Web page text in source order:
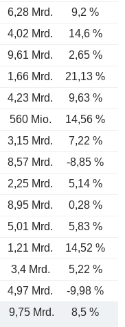
6,28 Mrd. 9,2 %
4,02 Mrd. 14,6 %
9,61 Mrd. 2,65 %
1,66 Mrd.
21,13 %
4,23 Mrd. 9,63 %
560 Mio. 14,56 %
3,15 Mrd. 7,22 %
8,57 Mrd. -8,85 %
2,25 Mrd.
5,14 %
8,95 Mrd. 0,28 %
5,01 Mrd. 5,83 %
1,21 Mrd. 14,52 %
3,4 Mrd. 5,22 %
4,97 Mrd. -9,98 %
9,75 Mrd. 8,5 %